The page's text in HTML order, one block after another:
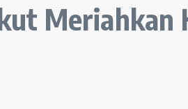
Meriahkan